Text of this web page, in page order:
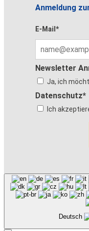
Anmeldung
E-Mail*
Newsletter
Ja, ich
Datenschutz*
Ich
Deutsch